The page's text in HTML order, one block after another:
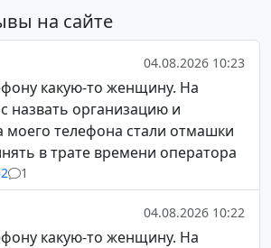
на сайте
04.08.2026 10:23
какую-то женщину. На
назвать организацию и
моего телефона стали отмашки
в трате времени оператора
1
04.08.2026 10:22
какую-то женщину. На